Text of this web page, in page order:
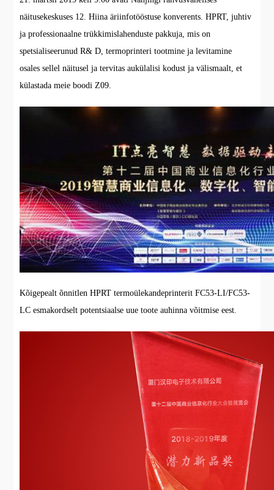
näitusekeskuses 12. Hiina äriinfotööstuse konverents. HPRT, juhtiv
ja professionaalne trükkimislahenduste pakkuja, mis on
spetsialiseerunud R& D, termoprinteri tootmine ja levitamine
osales sellel näitusel ja tervitas aukülalisi kodust ja välismaalt, et
külastada meie boodi Z09.
Kõigepealt õnnitlen HPRT termoülekandeprinterit FC53-LI/FC53-
LC esmakordselt potentsiaalse uue toote auhinna võitmise eest.